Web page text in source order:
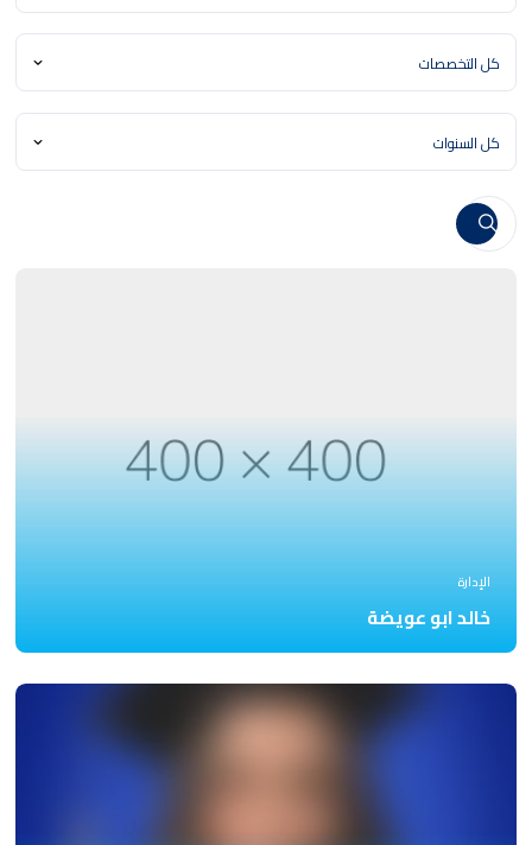
الإدارة
خالد ابو عويضة